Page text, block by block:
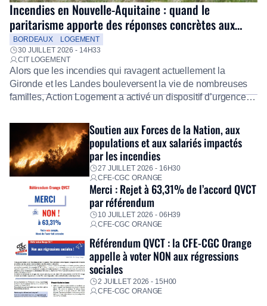
Incendies en Nouvelle-Aquitaine : quand le
paritarisme apporte des réponses concrètes aux
salariés
BORDEAUX
LOGEMENT
30 JUILLET 2026 - 14H33
CIT LOGEMENT
Alors que les incendies qui ravagent actuellement la
Gironde et les Landes bouleversent la vie de nombreuses
familles, Action Logement a activé un dispositif d’urgence
Fidèle à sa mission d’utilité sociale, le Groupe mobilise
immédiatement ses équipes afin de proposer un diagnostic
personnalisé, des aides financières pour faire face aux
premières dépenses, […]
Soutien aux Forces de la Nation, aux
populations et aux salariés impactés
par les incendies
27 JUILLET 2026 - 16H30
CFE-CGC ORANGE
Merci : Rejet à 63,31% de l’accord QVCT
par référendum
10 JUILLET 2026 - 06H39
CFE-CGC ORANGE
Référendum QVCT : la CFE-CGC Orange
appelle à voter NON aux régressions
sociales
2 JUILLET 2026 - 15H00
CFE-CGC ORANGE